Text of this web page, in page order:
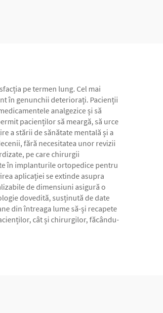
pe termen lung. Cel mai
în genunchii deteriorați. Pacienții
analgezice și să
pacienților să meargă, să urce
a stării de sănătate mentală și a
fără necesitatea unor revizii
pe care chirurgii
în implanturile ortopedice pentru
aplicației se extinde asupra
de dimensiuni asigură o
dovedită, susținută de date
din întreaga lume să-și recapete
cât și chirurgilor, făcându-